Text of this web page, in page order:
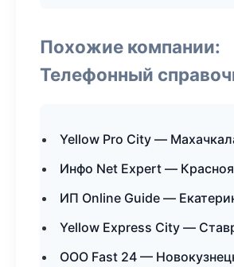
Похожие компании:
Телефонный
Yellow Pro City —
Инфо Net Expert —
ИП Online Guide —
Yellow Express City —
ООО Fast 24 —